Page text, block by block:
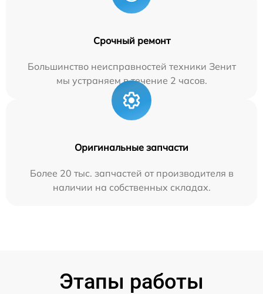
Срочный ремонт
Большинство неисправностей техники Зенит
мы устраняем в течение 2 часов.
Оригинальные запчасти
Более 20 тыс. запчастей от производителя в
наличии на собственных складах.
Этапы работы